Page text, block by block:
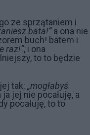
ze sprzątaniem i
bata!”a ona nie
buch! batem i
raz!”, i ona
to to będzie
tak: „mogłabyś
jej nie pocałuję, a
pocałuję, to to